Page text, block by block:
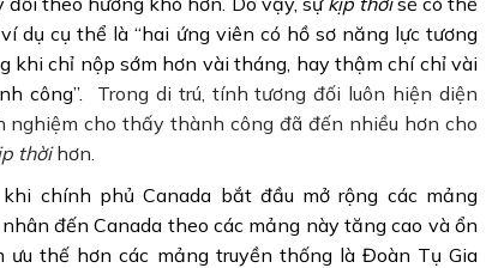
dụ cụ thể là “hai ứng viên có hồ sơ năng lực tương
khi chỉ nộp sớm hơn vài tháng, hay thậm chí chỉ vài
công”. Trong di trú, tính tương đối luôn hiện diện
nghiệm cho thấy thành công đã đến nhiều hơn cho
thờihơn.
chính phủ Canada bắt đầu mở rộng các mảng
đến Canada theo các mảng này tăng cao và ổn
ưu thế hơn các mảng truyền thống là Đoàn Tụ Gia